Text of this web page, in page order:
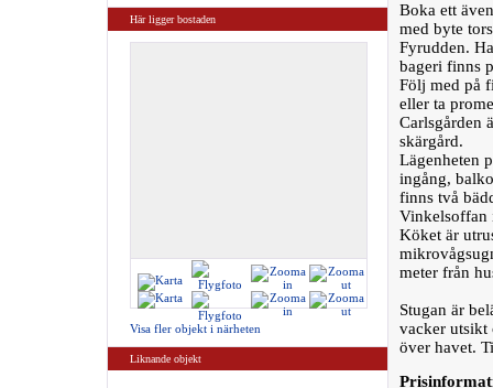
Här ligger bostaden
Visa fler objekt i närheten
Liknande objekt
Boka ett
med byte
Fyrudden.
bageri finns
Följ med på
eller ta
Carlsgården
skärgård.
Lägenheten
ingång,
finns två
Vinkelsoffan
Köket är
meter från
Stugan är
vacker utsikt
över havet.